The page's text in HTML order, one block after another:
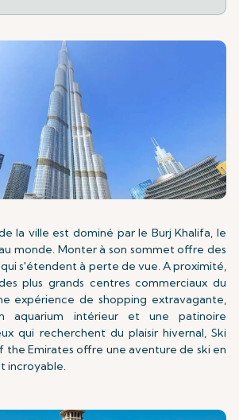
la ville est dominé par le Burj Khalifa, le
monde. Monter à son sommet offre des
s'étendent à perte de vue. A proximité,
plus grands centres commerciaux du
expérience de shopping extravagante,
aquarium intérieur et une patinoire
qui recherchent du plaisir hivernal, Ski
the Emirates offre une aventure de ski en
incroyable.